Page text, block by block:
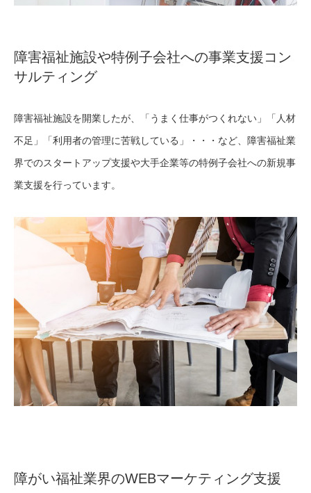
障害福祉施設や特例子会社への事業支援コン
サルティング
障害福祉施設を開業したが、「うまく仕事がつくれない」「人材
不足」「利用者の管理に苦戦している」・・・など、障害福祉業
界でのスタートアップ支援や大手企業等の特例子会社への新規事
業支援を行っています。
障がい福祉業界のWEBマーケティング支援